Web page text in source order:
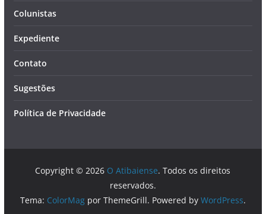
Colunistas
Expediente
Contato
Sugestões
Política de Privacidade
Copyright © 2026 O Atibaiense. Todos os direitos
reservados.
Tema: ColorMagpor ThemeGrill. Powered by WordPress.